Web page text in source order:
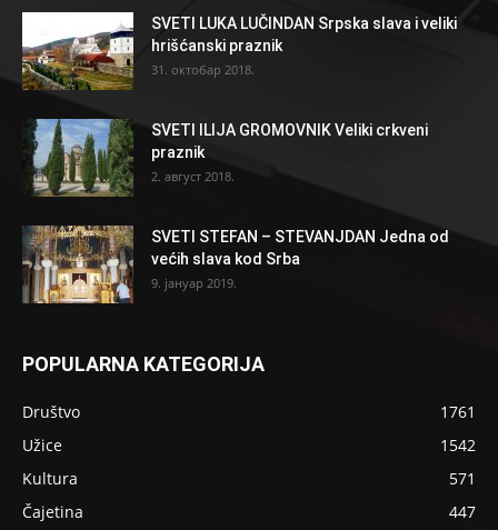
SVETI LUKA LUČINDAN Srpska slava i veliki
hrišćanski praznik
31. октобар 2018.
SVETI ILIJA GROMOVNIK Veliki crkveni
praznik
2. август 2018.
SVETI STEFAN – STEVANJDAN Jedna od
većih slava kod Srba
9. јануар 2019.
POPULARNA KATEGORIJA
Društvo
1761
Užice
1542
Kultura
571
Čajetina
447